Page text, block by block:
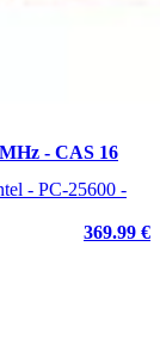
- CAS 16
- PC-25600 -
369.99 €